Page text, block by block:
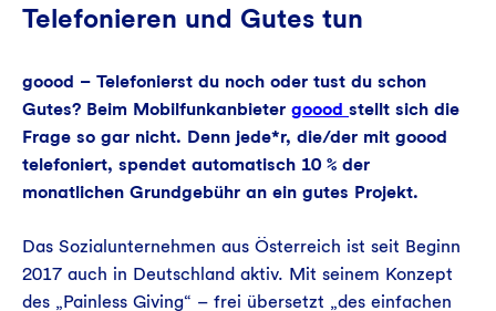
Telefonieren und Gutes tun
goood – Telefonierst du noch oder tust du schon
Gutes? Beim Mobilfunkanbieter goood stellt sich die
Frage so gar nicht. Denn jede*r, die/der mit goood
telefoniert, spendet automatisch 10 % der
monatlichen Grundgebühr an ein gutes Projekt.
Das Sozialunternehmen aus Österreich ist seit Beginn
2017 auch in Deutschland aktiv. Mit seinem Konzept
des „Painless Giving“ – frei übersetzt „des einfachen